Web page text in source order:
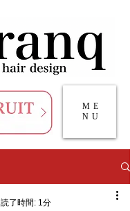
ME
NU
読了時間: 1分